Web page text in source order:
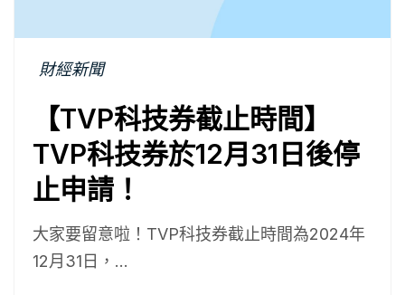
財經新聞
【TVP科技券截止時間】
TVP科技券於12月31日後停
止申請！
大家要留意啦！TVP科技券截止時間為2024年
12月31日，...